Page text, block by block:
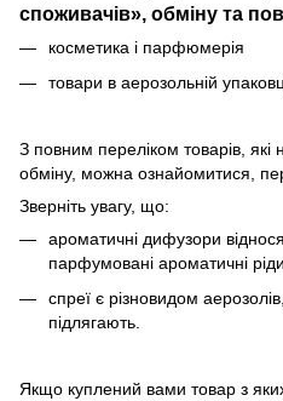
споживачів», обміну та
косметика і парфюмерія
товари в аерозольній
З повним переліком товарів,
обміну, можна ознайомитися,
Зверніть увагу, що:
ароматичні дифузори
парфумовані ароматичні
спреї є різновидом
підлягають.
Якщо куплений вами товар з